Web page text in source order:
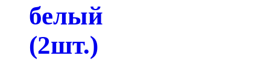
белый
(2шт.)